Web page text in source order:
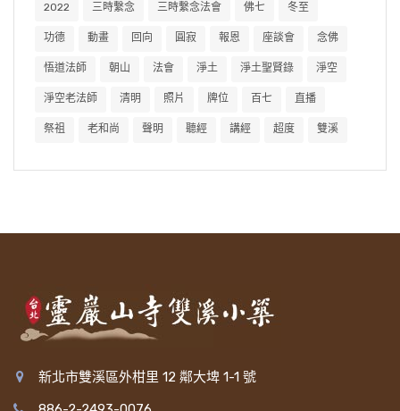
2022 三時繫念 三時繫念法會 佛七 冬至
功德 動畫 回向 圓寂 報恩 座談會 念佛
悟道法師 朝山 法會 淨土 淨土聖賢錄 淨空
淨空老法師 清明 照片 牌位 百七 直播
祭祖 老和尚 聲明 聽經 講經 超度 雙溪
新北市雙溪區外柑里 12 鄰大埤 1-1 號